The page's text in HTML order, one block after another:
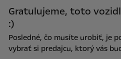
Gratulujeme, toto
:)
Posledné, čo musíte urobiť, je
vybrať si predajcu, ktorý vás